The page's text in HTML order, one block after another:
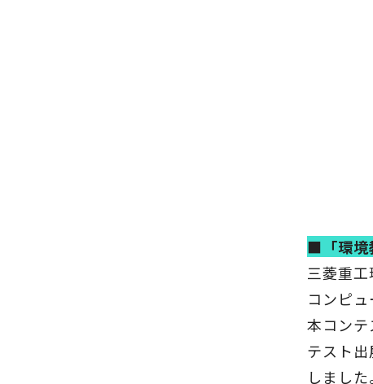
■「環境
三菱重
コンピ
本コン
テスト
しました